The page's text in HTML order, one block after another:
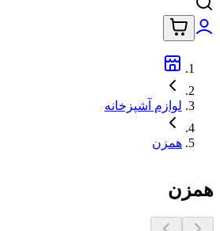
لوازم آشپزخانه
همزن
همزن